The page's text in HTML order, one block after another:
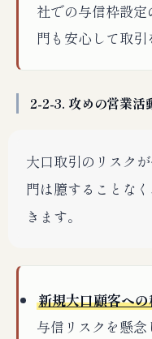
社での与信枠設
門も安心して取引
2-2-3. 攻めの営業活
大口取引のリスク
門は臆することな
きます。
新規大口顧客へ
与信リスクを懸